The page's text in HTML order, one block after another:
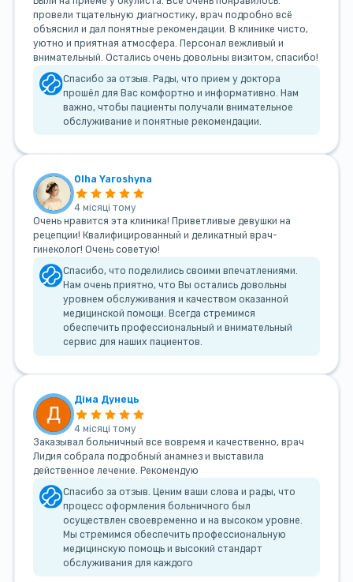
провели тщательную диагностику, врач подробно всё
объяснил и дал понятные рекомендации. В клинике чисто,
уютно и приятная атмосфера. Персонал вежливый и
внимательный. Остались очень довольны визитом, спасибо!
Спасибо за отзыв. Рады, что прием у доктора
прошёл для Вас комфортно и информативно. Нам
важно, чтобы пациенты получали внимательное
обслуживание и понятные рекомендации.
Olha Yaroshyna
4 місяці тому
Очень нравится эта клиника! Приветливые девушки на
рецепции! Квалифицированный и деликатный врач-
гинеколог! Очень советую!
Спасибо, что поделились своими впечатлениями.
Нам очень приятно, что Вы остались довольны
уровнем обслуживания и качеством оказанной
медицинской помощи. Всегда стремимся
обеспечить профессиональный и внимательный
сервис для наших пациентов.
Діма Дунець
4 місяці тому
Заказывал больничный все вовремя и качественно, врач
Лидия собрала подробный анамнез и выставила
действенное лечение. Рекомендую
Спасибо за отзыв. Ценим ваши слова и рады, что
процесс оформления больничного был
осуществлен своевременно и на высоком уровне.
Мы стремимся обеспечить профессиональную
медицинскую помощь и высокий стандарт
обслуживания для каждого